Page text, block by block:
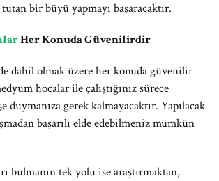
tutan bir büyü yapmayı başaracaktır.
Her Konuda Güvenilirdir
dahil olmak üzere her konuda güvenilir
hocalar ile çalıştığınız sürece
duymanıza gerek kalmayacaktır. Yapılacak
başarılı elde edebilmeniz mümkün
bulmanın tek yolu ise araştırmaktan,